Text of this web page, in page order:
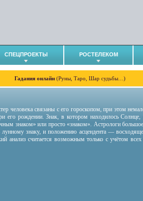
СПЕЦПРОЕКТЫ РОСТЕЛЕКОМ
Гадания онлайн (Руны, Таро, Шар судьбы…)
человека связаны с его гороскопом, при этом
его рождении. Знак, в котором находилось
знаком» или просто «знаком». Астрологи
знаку, и положению асцендента —
анализ считается возможным только с учётом